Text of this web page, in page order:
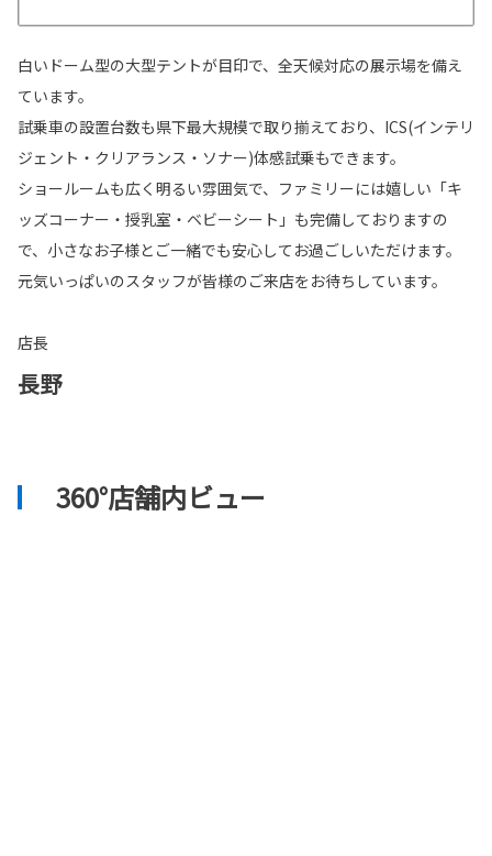
白いドーム型の大型テントが目印で、全天候対応の展示場を備え
ています。
試乗車の設置台数も県下最大規模で取り揃えており、ICS(インテリ
ジェント・クリアランス・ソナー)体感試乗もできます。
ショールームも広く明るい雰囲気で、ファミリーには嬉しい「キ
ッズコーナー・授乳室・ベビーシート」も完備しておりますの
で、小さなお子様とご一緒でも安心してお過ごしいただけます。
元気いっぱいのスタッフが皆様のご来店をお待ちしています。
店長
長野
360°店舗内ビュー